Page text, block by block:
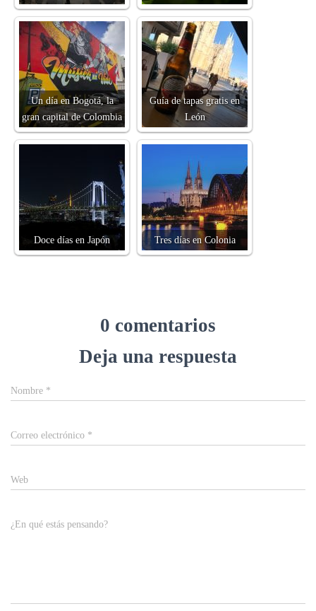
Un día en Bogotá, la
gran capital de Colombia
Guía de tapas gratis en
León
Doce días en Japón Tres días en Colonia
0 comentarios
Deja una respuesta
Nombre *
Correo electrónico *
Web
¿En qué estás pensando?